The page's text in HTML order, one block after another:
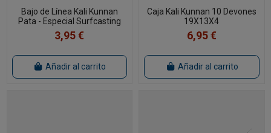
Bajo de Línea Kali Kunnan
Pata - Especial Surfcasting
3,95 €
Añadir al carrito
Caja Kali Kunnan 10 Devones
19X13X4
6,95 €
Añadir al carrito